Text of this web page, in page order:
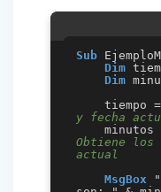
Sub
Dim
Dim
tiempo
y fecha
Obtiene los
actual
MsgBox